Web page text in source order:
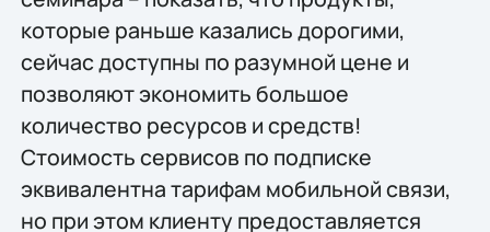
которые раньше казались дорогими,
сейчас доступны по разумной цене и
позволяют экономить большое
количество ресурсов и средств!
Стоимость сервисов по подписке
эквивалентна тарифам мобильной связи,
но при этом клиенту предоставляется